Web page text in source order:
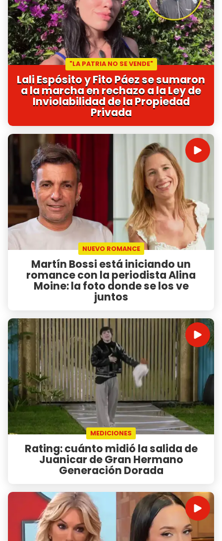
"LA PATRIA NO SE VENDE"
Lali Espósito y Fito Páez se sumaron
a la marcha en rechazo a la Ley de
Inviolabilidad de la Propiedad
Privada
NUEVO ROMANCE
Martín Bossi está iniciando un
romance con la periodista Alina
Moine: la foto donde se los ve
juntos
MEDICIONES
Rating: cuánto midió la salida de
Juanicar de Gran Hermano
Generación Dorada